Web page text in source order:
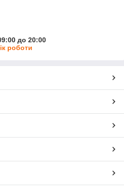
до 20:00
роботи